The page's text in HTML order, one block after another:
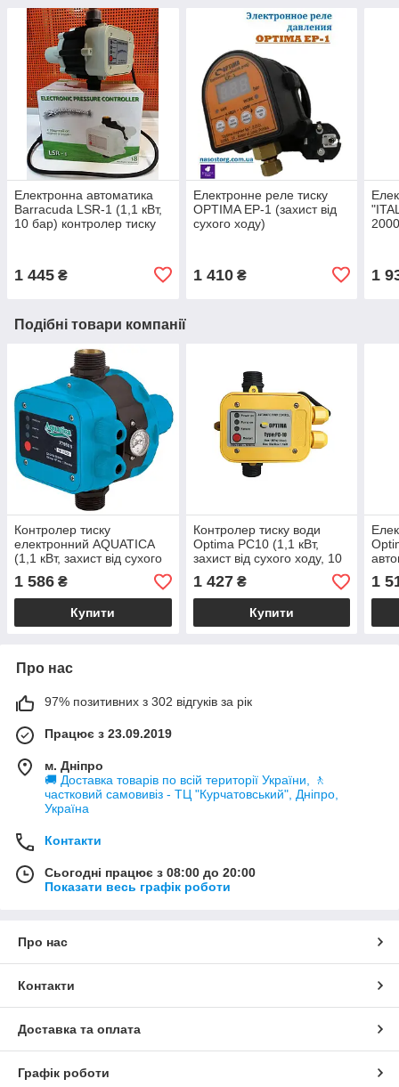
Електронна автоматика
Barracuda LSR-1 (1,1 кВт,
10 бар) контролер тиску
1 445 ₴
Електронне реле тиску
OPTIMA EP-1 (захист від
сухого ходу)
1 410₴ 1
Подібні товари компанії
Контролер тиску
електронний AQUATICA
(1,1 кВт, захист від сухого
ходу, Ø1") автоматика /
реле тиску води
1 586 ₴
Купити
Контролер тиску води
Optima PC10 (1,1 кВт,
захист від сухого ходу, 10
бар) автоматика / реле
тиску
1 427₴
Купити
води
1
Про нас
97% позитивних з 302 відгуків за рік
Працює з 23.09.2019
м. Дніпро
🚚 Доставка товарів по всій території України, 🚶
частковий самовивіз - ТЦ "Курчатовський", Дніпро,
Україна
Контакти
Сьогодні працює з 08:00 до 20:00
Показати весь графік роботи
Про нас
Контакти
Доставка та оплата
Графік роботи